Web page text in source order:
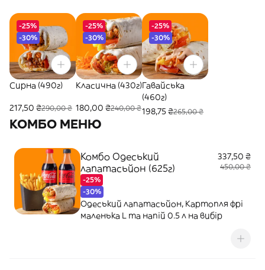
-25%
-30%
Сирна (490г)
217,50 ₴290,00 ₴
-25%
-30%
Класична (430г)
180,00 ₴240,00 ₴
-25%
-30%
Гавайська
(460г)
198,75 ₴265,00 ₴
КОМБО МЕНЮ
Комбо Одеський
лапатасьйон (625г)
-25%
-30%
337,50 ₴
450,00 ₴
Одеський лапатасьйон, Картопля фрі
маленька L та напій 0.5 л на вибір